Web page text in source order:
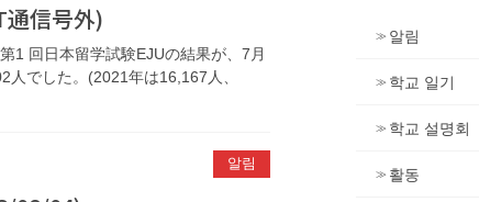
信号外)
1 回日本留学試験EJUの結果が、7月
でした。(2021年は16,167人、
알림
알림
학교 일기
학교 설명회
활동